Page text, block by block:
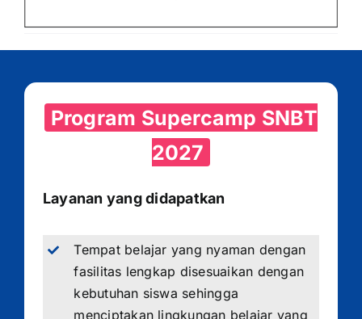
Program Supercamp SNBT
2027
Layanan yang didapatkan
Tempat belajar yang nyaman dengan
fasilitas lengkap disesuaikan dengan
kebutuhan siswa sehingga
menciptakan lingkungan belajar yang